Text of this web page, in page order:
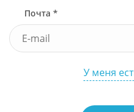
Почта *
У меня